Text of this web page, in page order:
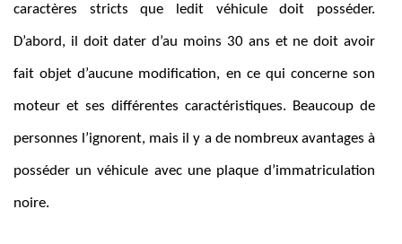
caractères stricts que ledit véhicule doit posséder.
D’abord, il doit dater d’au moins 30 ans et ne doit avoir
fait objet d’aucune modification, en ce qui concerne son
moteur et ses différentes caractéristiques. Beaucoup de
personnes l’ignorent, mais il y a de nombreux avantages à
posséder un véhicule avec une plaque d’immatriculation
noire.